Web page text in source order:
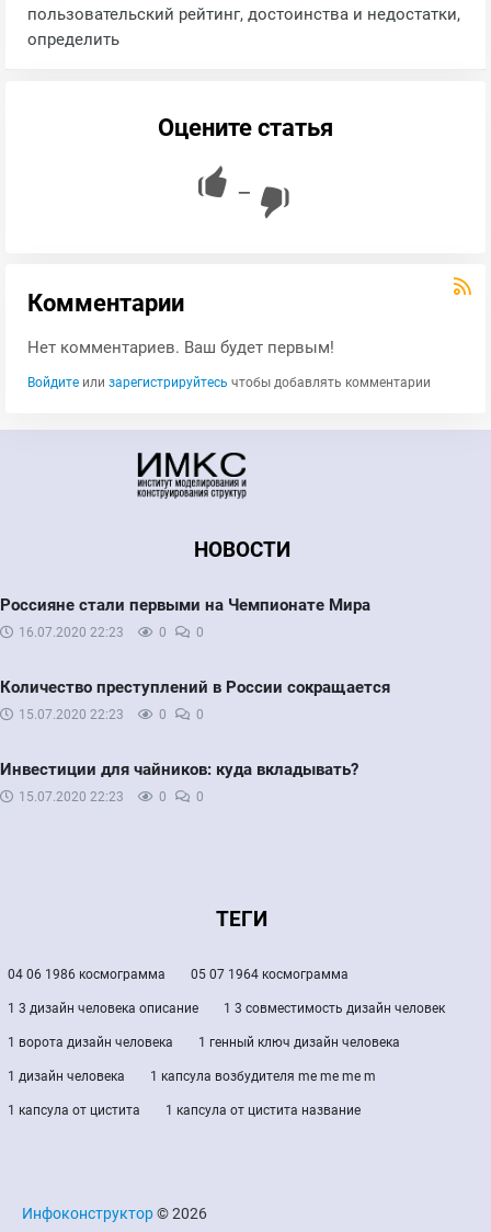
пользовательский рейтинг, достоинства и недостатки,
определить
Оцените статья
—
Комментарии
Нет комментариев. Ваш будет первым!
Войдите или зарегистрируйтесь чтобы добавлять комментарии
НОВОСТИ
Россияне стали первыми на Чемпионате Мира
16.07.2020 22:23 0 0
Количество преступлений в России сокращается
15.07.2020 22:23 0 0
Инвестиции для чайников: куда вкладывать?
15.07.2020 22:23 0 0
ТЕГИ
04 06 1986 космограмма 05 07 1964 космограмма
1 3 дизайн человека описание 1 3 совместимость дизайн человек
1 ворота дизайн человека 1 генный ключ дизайн человека
1 дизайн человека 1 капсула возбудителя me me me m
1 капсула от цистита 1 капсула от цистита название
Инфоконструктор© 2026